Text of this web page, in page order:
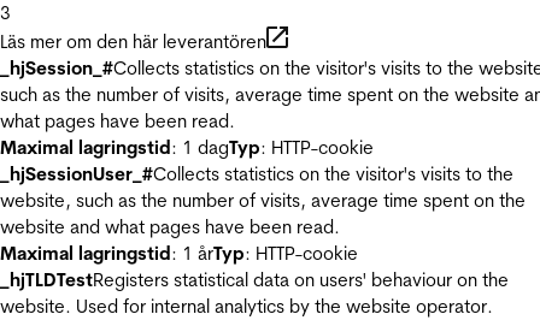
3
Läs mer om den här leverantören
_hjSession_#Collects statistics on the visitor's visits to the
such as the number of visits, average time spent on the website
what pages have been read.
Maximal lagringstid: 1 dagTyp: HTTP-cookie
_hjSessionUser_#Collects statistics on the visitor's visits to the
website, such as the number of visits, average time spent on the
website and what pages have been read.
Maximal lagringstid: 1 årTyp: HTTP-cookie
_hjTLDTestRegisters statistical data on users' behaviour on the
website. Used for internal analytics by the website operator.